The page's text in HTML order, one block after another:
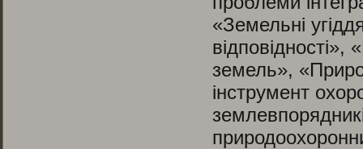
«Земельні
земель»,
інструмент